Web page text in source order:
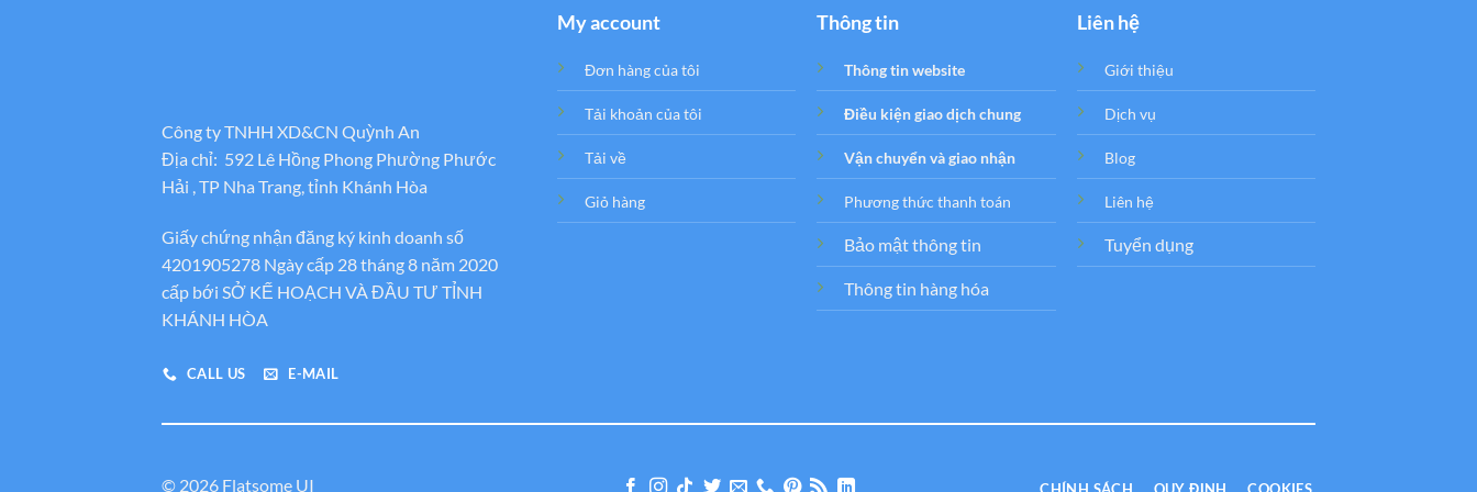
Công ty TNHH XD&CN Quỳnh An
Địa chỉ: 592 Lê Hồng Phong Phường Phước
Hải , TP Nha Trang, tỉnh Khánh Hòa
Giấy chứng nhận đăng ký kinh doanh số
4201905278 Ngày cấp 28 tháng 8 năm 2020
cấp bới SỞ KẾ HOẠCH VÀ ĐẦU TƯ TỈNH
KHÁNH HÒA
CALL US E-MAIL
My account
Đơn hàng của tôi
Tải khoản của tôi
Tải về
Giỏ hàng
Thông tin
Thông tin website
Điều kiện giao dịch chung
Vận chuyển và giao nhận
Phương thức thanh toán
Bảo mật thông tin
Thông tin hàng hóa
Liên hệ
Giới thiệu
Dịch vụ
Blog
Liên hệ
Tuyển dụng
© 2026 Flatsome UI CHÍNH SÁCH QUY ĐỊNH COOKIES